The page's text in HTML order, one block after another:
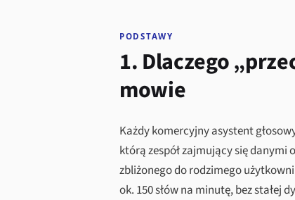
PODSTAWY
1. Dlaczego
mowie
Każdy komercyjny asystent
którą zespół zajmujący się danymi
zbliżonego do rodzimego
ok. 150 słów na minutę, bez stałej